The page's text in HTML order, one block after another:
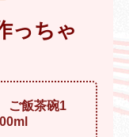
っちゃ
飯茶碗1